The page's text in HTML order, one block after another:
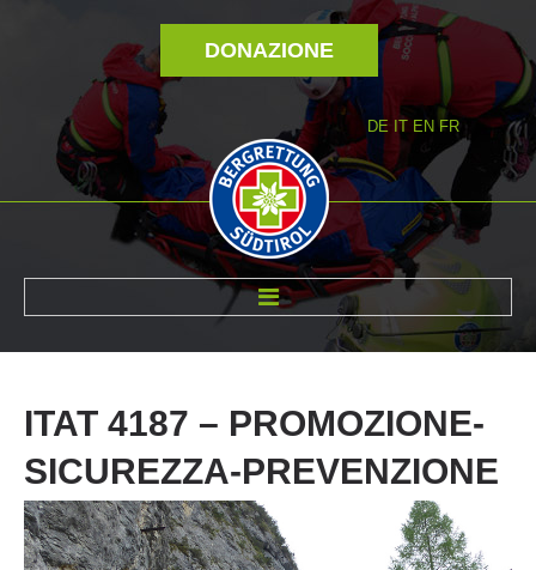
DONAZIONE
DE IT EN FR
ITAT 4187 – PROMOZIONE-
SICUREZZA-PREVENZIONE